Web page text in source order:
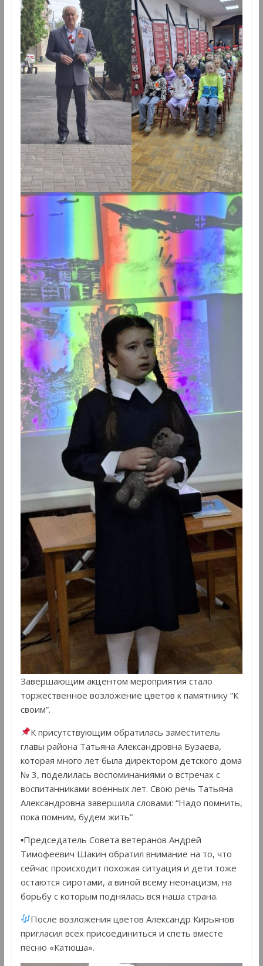
Завершающим акцентом мероприятия стало
торжественное возложение цветов к памятнику “К
своим”.
К присутствующим обратилась заместитель
главы района Татьяна Александровна Бузаева,
которая много лет была директором детского дома
№ 3, поделилась воспоминаниями о встречах с
воспитанниками военных лет. Свою речь Татьяна
Александровна завершила словами: “Надо помнить,
пока помним, будем жить”
▪Председатель Совета ветеранов Андрей
Тимофеевич Шакин обратил внимание на то, что
сейчас происходит похожая ситуация и дети тоже
остаются сиротами, а виной всему неонацизм, на
борьбу с которым поднялась вся наша страна.
После возложения цветов Александр Кирьянов
пригласил всех присоединиться и спеть вместе
песню «Катюша».